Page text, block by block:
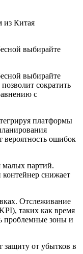
из Китая
выбирайте
выбирайте
сократить
с
платформы
вероятность ошибок
малых партий.
контейнер снижает
Отслеживание
таких как время
проблемные зоны и
защиту от убытков в